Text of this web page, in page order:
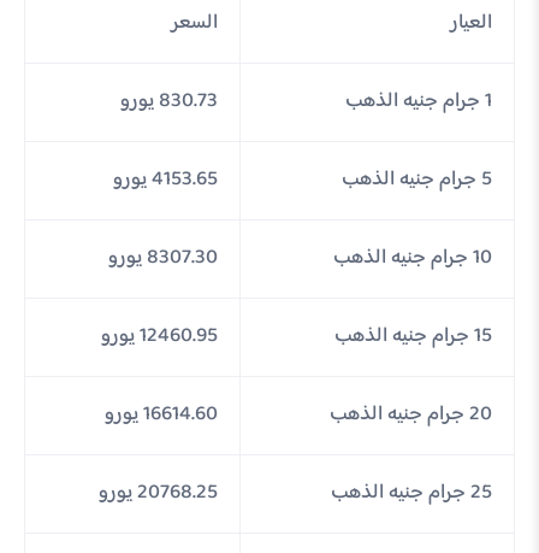
العيار السعر
1 جرام جنيه الذهب 830.73 يورو
5 جرام جنيه الذهب 4153.65 يورو
10 جرام جنيه الذهب 8307.30 يورو
15 جرام جنيه الذهب 12460.95 يورو
20 جرام جنيه الذهب 16614.60 يورو
25 جرام جنيه الذهب 20768.25 يورو